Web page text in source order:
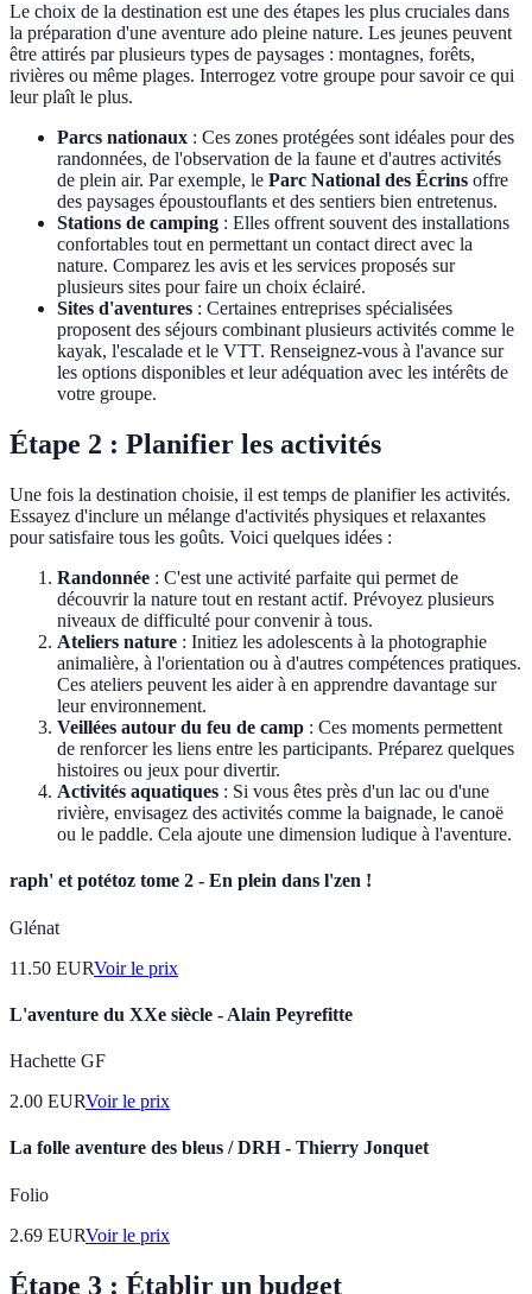
Le choix de la destination est une des étapes les plus cruciales dans
la préparation d'une aventure ado pleine nature. Les jeunes peuvent
être attirés par plusieurs types de paysages : montagnes, forêts,
rivières ou même plages. Interrogez votre groupe pour savoir ce qui
leur plaît le plus.
Parcs nationaux : Ces zones protégées sont idéales pour des
randonnées, de l'observation de la faune et d'autres activités
de plein air. Par exemple, le Parc National des Écrins offre
des paysages époustouflants et des sentiers bien entretenus.
Stations de camping : Elles offrent souvent des installations
confortables tout en permettant un contact direct avec la
nature. Comparez les avis et les services proposés sur
plusieurs sites pour faire un choix éclairé.
Sites d'aventures : Certaines entreprises spécialisées
proposent des séjours combinant plusieurs activités comme le
kayak, l'escalade et le VTT. Renseignez-vous à l'avance sur
les options disponibles et leur adéquation avec les intérêts de
votre groupe.
Étape 2 : Planifier les activités
Une fois la destination choisie, il est temps de planifier les activités.
Essayez d'inclure un mélange d'activités physiques et relaxantes
pour satisfaire tous les goûts. Voici quelques idées :
Randonnée : C'est une activité parfaite qui permet de
découvrir la nature tout en restant actif. Prévoyez plusieurs
niveaux de difficulté pour convenir à tous.
Ateliers nature : Initiez les adolescents à la photographie
animalière, à l'orientation ou à d'autres compétences pratiques.
Ces ateliers peuvent les aider à en apprendre davantage sur
leur environnement.
Veillées autour du feu de camp : Ces moments permettent
de renforcer les liens entre les participants. Préparez quelques
histoires ou jeux pour divertir.
Activités aquatiques : Si vous êtes près d'un lac ou d'une
rivière, envisagez des activités comme la baignade, le canoë
ou le paddle. Cela ajoute une dimension ludique à l'aventure.
raph' et potétoz tome 2 - En plein dans l'zen !
Glénat
11.50 EURVoir le prix
L'aventure du XXe siècle - Alain Peyrefitte
Hachette GF
2.00 EURVoir le prix
La folle aventure des bleus / DRH - Thierry Jonquet
Folio
2.69 EURVoir le prix
Étape 3 : Établir un budget